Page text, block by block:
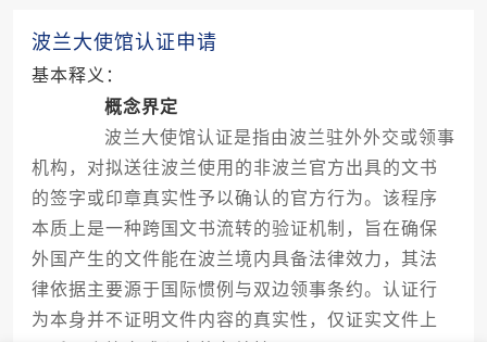
波兰大使馆认证申请
基本释义：
概念界定
波兰大使馆认证是指由波兰驻外外交或领事
机构，对拟送往波兰使用的非波兰官方出具的文书
的签字或印章真实性予以确认的官方行为。该程序
本质上是一种跨国文书流转的验证机制，旨在确保
外国产生的文件能在波兰境内具备法律效力，其法
律依据主要源于国际惯例与双边领事条约。认证行
为本身并不证明文件内容的真实性，仅证实文件上